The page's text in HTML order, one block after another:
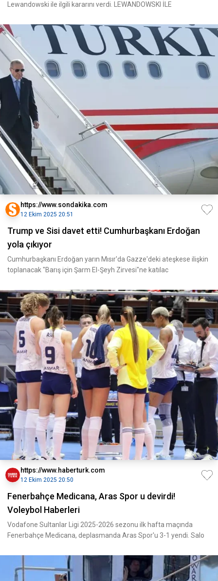
Lewandowski ile ilgili kararını verdi. LEWANDOWSKI İLE
https://www.sondakika.com
12 Ekim 2025 20:51
Trump ve Sisi davet etti! Cumhurbaşkanı Erdoğan
yola çıkıyor
Cumhurbaşkanı Erdoğan yarın Mısır'da Gazze'deki ateşkese ilişkin
toplanacak "Barış için Şarm El-Şeyh Zirvesi"ne katılac
https://www.haberturk.com
12 Ekim 2025 20:50
Fenerbahçe Medicana, Aras Spor u devirdi!
Voleybol Haberleri
Vodafone Sultanlar Ligi 2025-2026 sezonu ilk hafta maçında
Fenerbahçe Medicana, deplasmanda Aras Spor'u 3-1 yendi. Salo